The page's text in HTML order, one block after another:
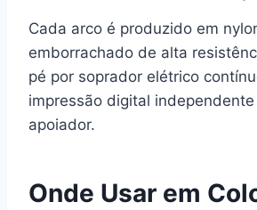
Cada arco é produzido em
emborrachado de alta
pé por soprador elétrico
impressão digital
apoiador.
Onde Usar em